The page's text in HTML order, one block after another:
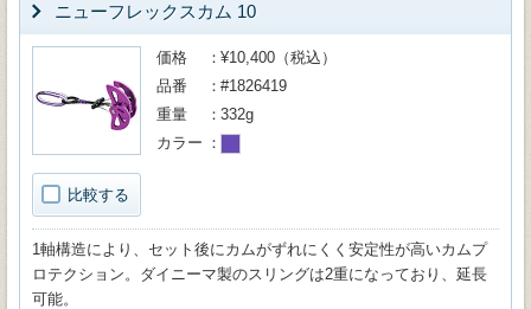
ニューフレックスカム 10
比較する
価格
¥10,400（税込）
品番
#1826419
重量
332g
カラー
1軸構造により、セット後にカムがずれにくく安定性が高いカムプ
ロテクション。ダイニーマ製のスリングは2重になっており、延長
可能。